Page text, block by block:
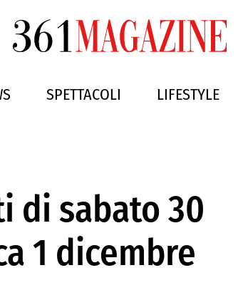
SPETTACOLI LIFESTYLE
di sabato 30
1 dicembre